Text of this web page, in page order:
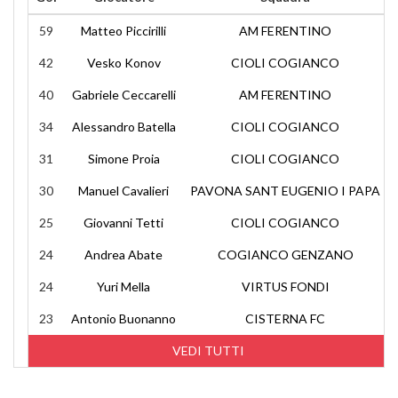
VEDI TUTTI
59 Matteo Piccirilli AM FERENTINO
42 Vesko Konov CIOLI COGIANCO
40 Gabriele Ceccarelli AM FERENTINO
34 Alessandro Batella CIOLI COGIANCO
31 Simone Proia CIOLI COGIANCO
30 Manuel Cavalieri PAVONA SANT EUGENIO I PAPA
25 Giovanni Tetti CIOLI COGIANCO
24 Andrea Abate COGIANCO GENZANO
24 Yuri Mella VIRTUS FONDI
23 Antonio Buonanno CISTERNA FC